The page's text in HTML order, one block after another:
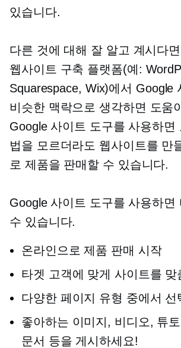
있습니다.
다른 것에 대해 잘 알고 계시다면
웹사이트 구축 플랫폼(예:
Squarespace, Wix)에서 Google
비슷한 맥락으로 생각하면 도움
Google 사이트 도구를 사용하면
법을 모르더라도 웹사이트를 만
로 제품을 판매할 수 있습니다.
Google 사이트 도구를 사용하면
수 있습니다.
온라인으로 제품 판매 시작
타겟 고객에 맞게 사이트를 맞
다양한 페이지 유형 중에서 선
좋아하는 이미지, 비디오, 튜
문서 등을 게시하세요!